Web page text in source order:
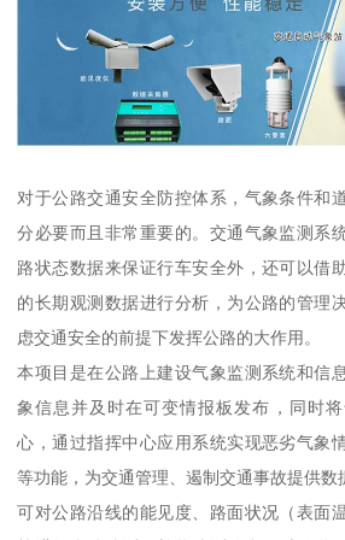
对于公路交通安全防控体系，气象条件和
分必要而且非常重要的。交通气象监测系
路状态数据来保证行车安全外，还可以借
的长期观测数据进行分析，为公路的管理
虑交通安全的前提下发挥公路的大作用。
本项目是在公路上建设气象监测系统和信
象信息并及时在可变情报板发布，同时
心，通过指挥中心应用系统实现恶劣气象
等功能，为交通管理、遏制交通事故提供数
可对公路沿线的能见度、路面状况（表面